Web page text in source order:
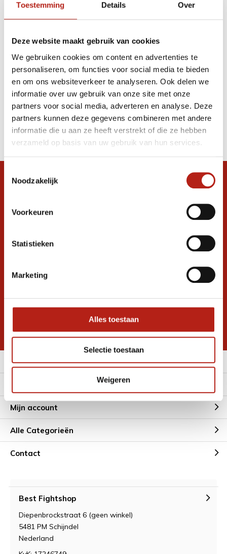
Toestemming Details Over
Deze website maakt gebruik van cookies
We gebruiken cookies om content en advertenties te
personaliseren, om functies voor social media te bieden
en om ons websiteverkeer te analyseren. Ook delen we
informatie over uw gebruik van onze site met onze
partners voor social media, adverteren en analyse. Deze
partners kunnen deze gegevens combineren met andere
informatie die u aan ze heeft verstrekt of die ze hebben
verzameld op basis van uw gebruik van hun services.
Noodzakelijk
Voorkeuren
Statistieken
Marketing
Alles toestaan
Selectie toestaan
Weigeren
Apply filters
Producten getagd met
Stabiel schuimmateriaal
Producten
Filter
Sorteren op
Snel antwoord op je vraag?
graag verder. 24/7
Ontvang de nieuwste aanbiedingen en
Inschrijven voor
* Lees hier de wettelijke beperkingen
Meer informatie
Mijn account
Alle Categorieën
Contact
Best Fightshop
Diepenbrockstraat 6 (geen winkel)
5481 PM Schijndel
Nederland